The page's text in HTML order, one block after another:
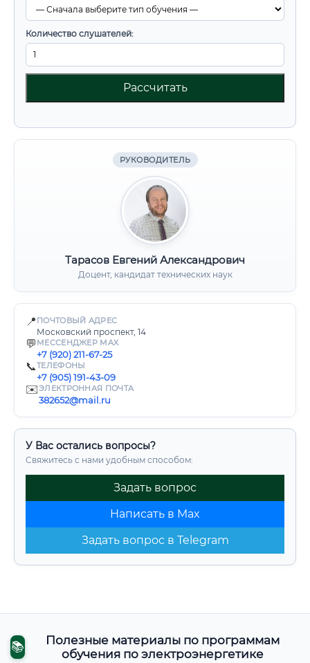
Количество слушателей:
Рассчитать
РУКОВОДИТЕЛЬ
Тарасов Евгений Александрович
Доцент, кандидат технических наук
📍 ПОЧТОВЫЙ АДРЕС
Московский проспект, 14
💬 МЕССЕНДЖЕР MAX
+7 (920) 211-67-25
📞ТЕЛЕФОНЫ
+7 (905) 191-43-09
✉️ЭЛЕКТРОННАЯ ПОЧТА
382652@mail.ru
У Вас остались вопросы?
Свяжитесь с нами удобным способом:
Задать вопрос
Написать в Max
Задать вопрос в Telegram
📚
Полезные материалы по программам
обучения по электроэнергетике